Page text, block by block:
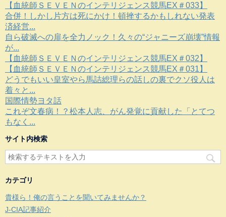
【血統師ＳＥＶＥＮのインテリジェンス競馬EX＃033】
合併！しかし片方は死にかけ！頓挫するかもしれない発表
済経営...
自ら破滅への扉を全力ノック！久々の“ジャニーズ崩壊”情報
が...
【血統師ＳＥＶＥＮのインテリジェンス競馬EX＃032】
【血統師ＳＥＶＥＮのインテリジェンス競馬EX＃031】
どうでもいい皇室やら馬詰総理らの話しの裏でクソ役人は
着々と...
国際情勢ヨタ話
これぞ文春病！？松本人志、がん発覚に貢献した「とてつ
もなく...
サイト内検索
カテゴリ
貴様ら！俺の言うことを聞いてみませんか？
J-CIA記事紹介